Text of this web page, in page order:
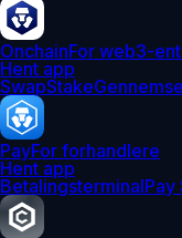
OnchainFor web3-
Hent app
SwapStake
PayFor forhandlere
Hent app
BetalingsterminalPay